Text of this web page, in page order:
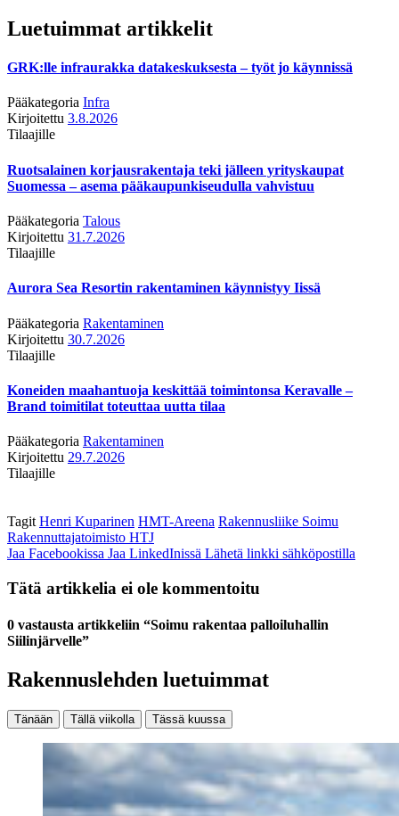
Luetuimmat artikkelit
GRK:lle infraurakka datakeskuksesta – työt jo käynnissä
Pääkategoria Infra
Kirjoitettu 3.8.2026
Tilaajille
Ruotsalainen korjausrakentaja teki jälleen yrityskaupat
Suomessa – asema pääkaupunkiseudulla vahvistuu
Pääkategoria Talous
Kirjoitettu 31.7.2026
Tilaajille
Aurora Sea Resortin rakentaminen käynnistyy Iissä
Pääkategoria Rakentaminen
Kirjoitettu 30.7.2026
Tilaajille
Koneiden maahantuoja keskittää toimintonsa Keravalle –
Brand toimitilat toteuttaa uutta tilaa
Pääkategoria Rakentaminen
Kirjoitettu 29.7.2026
Tilaajille
Tagit Henri Kuparinen HMT-Areena Rakennusliike Soimu
Rakennuttajatoimisto HTJ
Jaa Facebookissa Jaa LinkedInissä Lähetä linkki sähköpostilla
Tätä artikkelia ei ole kommentoitu
0 vastausta artikkeliin “Soimu rakentaa palloiluhallin
Siilinjärvelle”
Rakennuslehden luetuimmat
Tänään Tällä viikolla Tässä kuussa